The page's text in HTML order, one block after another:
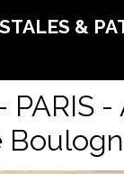
&
PARIS